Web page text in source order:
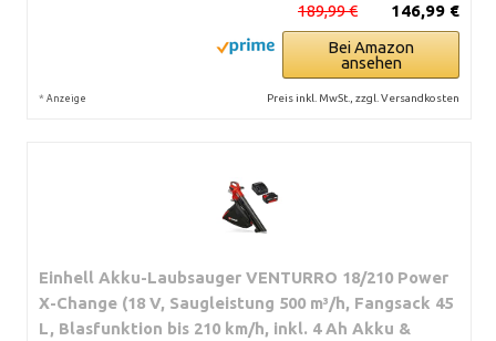
146,99 €
189,99 €
Bei Amazon
ansehen
* Anzeige Preis inkl. MwSt., zzgl. Versandkosten
Einhell Akku-Laubsauger VENTURRO 18/210 Power
X-Change (18 V, Saugleistung 500 m³/h, Fangsack 45
L, Blasfunktion bis 210 km/h, inkl. 4 Ah Akku &